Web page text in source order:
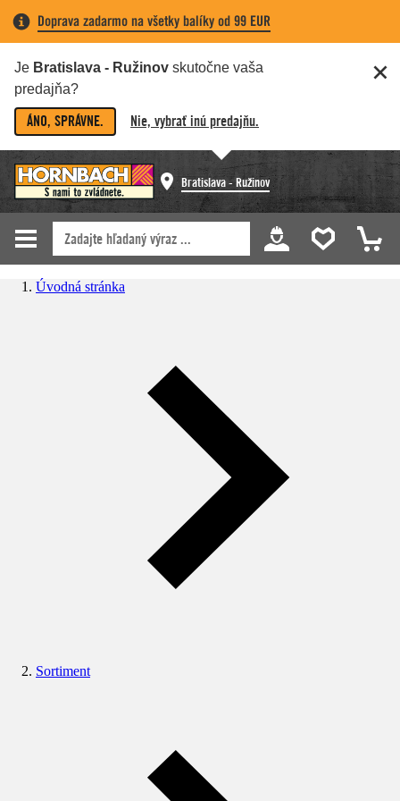
Doprava zadarmo na všetky balíky od 99 EUR
Je Bratislava - Ružinov skutočne vaša
predajňa?
ÁNO, SPRÁVNE. Nie, vybrať inú predajňu.
Bratislava - Ružinov
Úvodná stránka
Sortiment